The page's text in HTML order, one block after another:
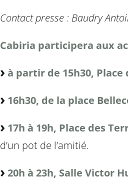
Contact presse : Baudry
Cabiria participera aux
à partir de 15h30, Place
16h30, de la place
17h à 19h, Place des
d’un pot de l’amitié.
20h à 23h, Salle Victor